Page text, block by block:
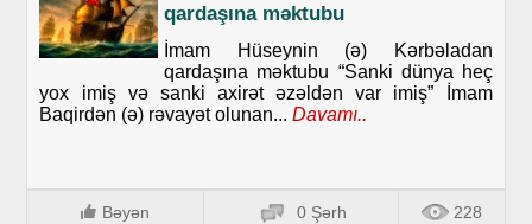
qardaşına məktubu
İmam Hüseynin (ə) Kərbəladan
qardaşına məktubu “Sanki dünya heç
yox imiş və sanki axirət əzəldən var imiş” İmam
Baqirdən (ə) rəvayət olunan... Davamı..
Bəyən 0 Şərh 228